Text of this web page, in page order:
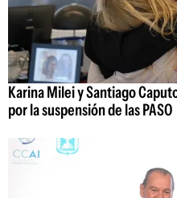
Karina Milei y Santiago
por la suspensión de las PASO